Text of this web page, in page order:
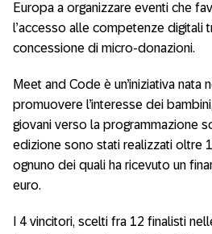
Europa a organizzare eventi che
l’accesso alle competenze digitali
concessione di micro-donazioni.
Meet and Code è un’iniziativa nata
promuovere l’interesse dei
giovani verso la programmazione
edizione sono stati realizzati oltre
ognuno dei quali ha ricevuto un
euro.
I 4 vincitori, scelti fra 12 finalisti